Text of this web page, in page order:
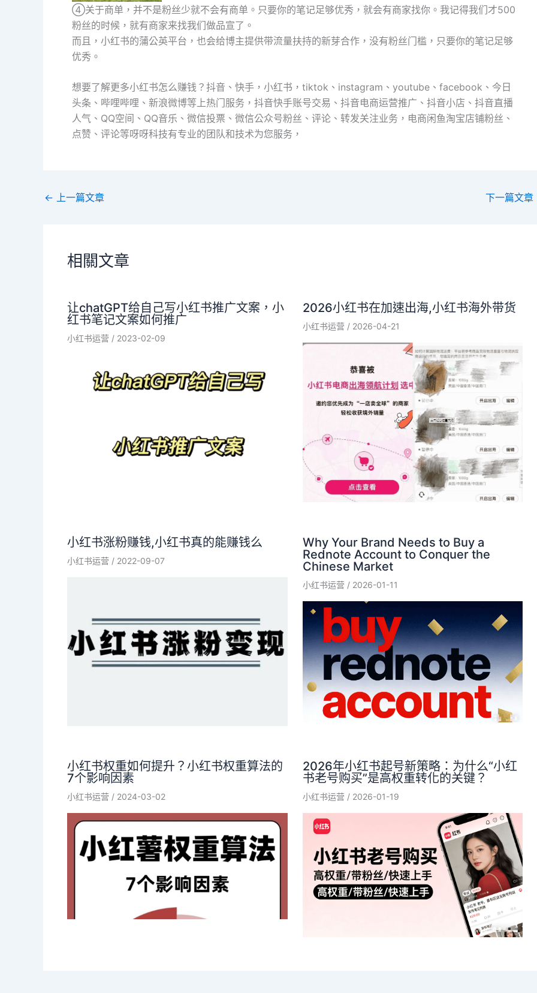
④关于商单，并不是粉丝少就不会有商单。只要你的笔记足够优秀，就会有商家找你。我记得我们才500
粉丝的时候，就有商家来找我们做品宣了。
而且，小红书的蒲公英平台，也会给博主提供带流量扶持的新芽合作，没有粉丝门槛，只要你的笔记足够
优秀。
想要了解更多小红书怎么赚钱？抖音、快手，小红书，tiktok、instagram、youtube、facebook、今日
头条、哔哩哔哩、新浪微博等上热门服务，抖音快手账号交易、抖音电商运营推广、抖音小店、抖音直播
人气、QQ空间、QQ音乐、微信投票、微信公众号粉丝、评论、转发关注业务，电商闲鱼淘宝店铺粉丝、
点赞、评论等呀呀科技有专业的团队和技术为您服务，
← 上一篇文章 下一篇文章
相關文章
让chatGPT给自己写小红书推广文案，小
红书笔记文案如何推广
小红书运营 / 2023-02-09
2026小红书在加速出海,小红书海外带货
小红书运营 / 2026-04-21
小红书涨粉赚钱,小红书真的能赚钱么
小红书运营 / 2022-09-07
Why Your Brand Needs to Buy a
Rednote Account to Conquer the
Chinese Market
小红书运营 / 2026-01-11
小红书权重如何提升？小红书权重算法的
7个影响因素
小红书运营 / 2024-03-02
2026年小红书起号新策略：为什么“小红
书老号购买”是高权重转化的关键？
小红书运营 / 2026-01-19